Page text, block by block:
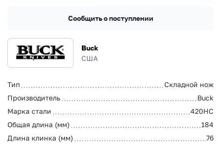
Buck
США
Тип
Складной нож
Производитель
Buck
Марка стали
420HC
Общая длина (мм)
184
Длина клинка (мм)
76
Сообщить о поступлении